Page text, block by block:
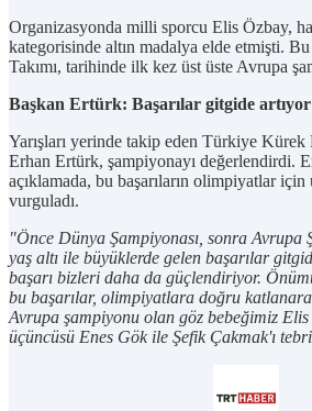
Organizasyonda milli sporcu Elis Özbay,
kategorisinde altın madalya elde etmişti.
Takımı, tarihinde ilk kez üst üste Avrupa
Başkan Ertürk: Başarılar gitgide artıyor
Yarışları yerinde takip eden Türkiye Kürek
Erhan Ertürk, şampiyonayı değerlendirdi.
açıklamada, bu başarıların olimpiyatlar
vurguladı.
"Önce Dünya Şampiyonası, sonra Avrupa
yaş altı ile büyüklerde gelen başarılar
başarı bizleri daha da güçlendiriyor.
bu başarılar, olimpiyatlara doğru
Avrupa şampiyonu olan göz bebeğimiz Elis
üçüncüsü Enes Gök ile Şefik Çakmak'ı